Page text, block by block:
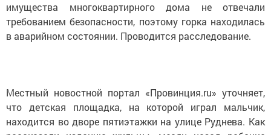
имущества многоквартирного дома не отвечали
требованием безопасности, поэтому горка находилась
в аварийном состоянии. Проводится расследование.
Местный новостной портал «Провинция.ru» уточняет,
что детская площадка, на которой играл мальчик,
находится во дворе пятиэтажки на улице Руднева. Как